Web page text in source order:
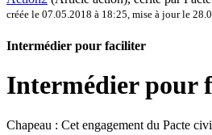
créée le 07.05.2018 à 18:25, mise à jour le
Intermédier pour faciliter
Intermédier pour
Chapeau : Cet engagement du Pacte